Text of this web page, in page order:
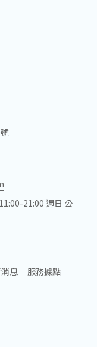
21:00 週日 公
息
服務據點